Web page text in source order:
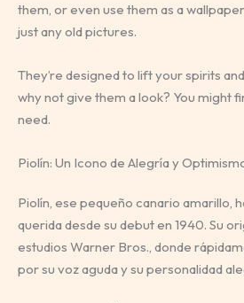
them, or even use them as a
just any old pictures.
They’re designed to lift your spirits
why not give them a look? You might
need.
Piolín: Un Icono de Alegría y
Piolín, ese pequeño canario amarillo,
querida desde su debut en 1940. Su
estudios Warner Bros., donde
por su voz aguda y su personalidad